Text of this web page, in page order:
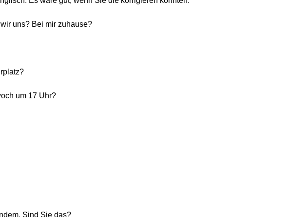
uns? Bei mir zuhause?
um 17 Uhr?
Sind Sie das?